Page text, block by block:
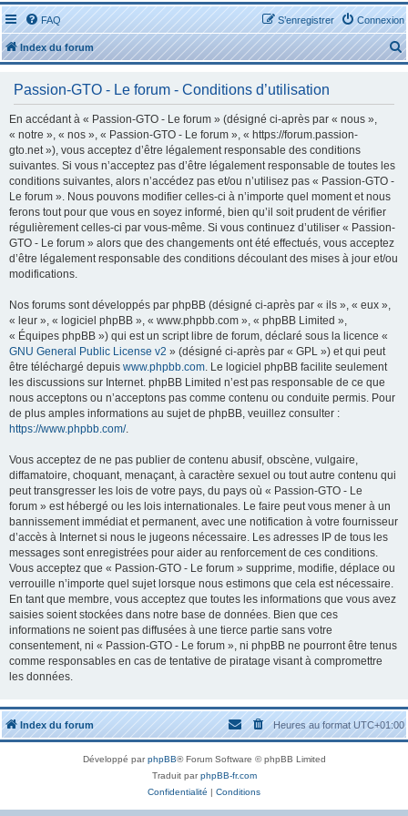
FAQ Connexion
S’enregistrer
Index du forum
e
Passion-GTO - Le forum - Conditions d’utilisation
En accédant à « Passion-GTO - Le forum » (désigné ci-après par « nous »,
« notre », « nos », « Passion-GTO - Le forum », « https://forum.passion-
gto.net »), vous acceptez d’être légalement responsable des conditions
suivantes. Si vous n’acceptez pas d’être légalement responsable de toutes les
conditions suivantes, alors n’accédez pas et/ou n’utilisez pas « Passion-GTO -
Le forum ». Nous pouvons modifier celles-ci à n’importe quel moment et nous
ferons tout pour que vous en soyez informé, bien qu’il soit prudent de vérifier
régulièrement celles-ci par vous-même. Si vous continuez d’utiliser « Passion-
GTO - Le forum » alors que des changements ont été effectués, vous acceptez
d’être légalement responsable des conditions découlant des mises à jour et/ou
modifications.
Nos forums sont développés par phpBB (désigné ci-après par « ils », « eux »,
« leur », « logiciel phpBB », « www.phpbb.com », « phpBB Limited »,
« Équipes phpBB ») qui est un script libre de forum, déclaré sous la licence «
GNU General Public License v2 » (désigné ci-après par « GPL ») et qui peut
être téléchargé depuis www.phpbb.com. Le logiciel phpBB facilite seulement
les discussions sur Internet. phpBB Limited n’est pas responsable de ce que
nous acceptons ou n’acceptons pas comme contenu ou conduite permis. Pour
de plus amples informations au sujet de phpBB, veuillez consulter :
https://www.phpbb.com/.
Vous acceptez de ne pas publier de contenu abusif, obscène, vulgaire,
diffamatoire, choquant, menaçant, à caractère sexuel ou tout autre contenu qui
peut transgresser les lois de votre pays, du pays où « Passion-GTO - Le
forum » est hébergé ou les lois internationales. Le faire peut vous mener à un
bannissement immédiat et permanent, avec une notification à votre fournisseur
d’accès à Internet si nous le jugeons nécessaire. Les adresses IP de tous les
messages sont enregistrées pour aider au renforcement de ces conditions.
Vous acceptez que « Passion-GTO - Le forum » supprime, modifie, déplace ou
verrouille n’importe quel sujet lorsque nous estimons que cela est nécessaire.
En tant que membre, vous acceptez que toutes les informations que vous avez
saisies soient stockées dans notre base de données. Bien que ces
informations ne soient pas diffusées à une tierce partie sans votre
consentement, ni « Passion-GTO - Le forum », ni phpBB ne pourront être tenus
comme responsables en cas de tentative de piratage visant à compromettre
les données.
Index du forum Heures au formatUTC+01:00
Développé parphpBB® Forum Software © phpBB Limited
Traduit parphpBB-fr.com
Confidentialité | Conditions